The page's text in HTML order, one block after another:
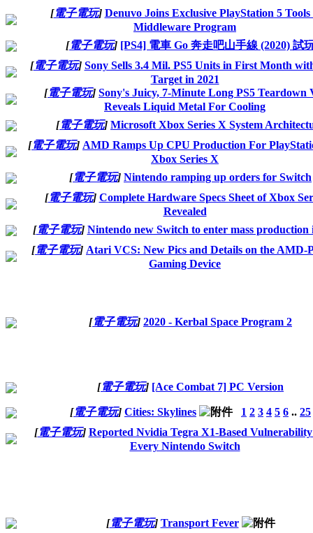
[電子電玩] Denuvo Joins Exclusive PlayStation 5 Tools
Middleware Program
[電子電玩] [PS4] 電車 Go 奔走吧山手線 (2020) 試
[電子電玩] Sony Sells 3.4 Mil. PS5 Units in First Month
Target in 2021
[電子電玩] Sony's Juicy, 7-Minute Long PS5 Teardown
Reveals Liquid Metal For Cooling
[電子電玩] Microsoft Xbox Series X System
[電子電玩] AMD Ramps Up CPU Production For
Xbox Series X
[電子電玩] Nintendo ramping up orders for Switch
[電子電玩] Complete Hardware Specs Sheet of Xbox
Revealed
[電子電玩] Nintendo new Switch to enter mass production
[電子電玩] Atari VCS: New Pics and Details on the AMD-
Gaming Device
[電子電玩] 2020 - Kerbal Space Program 2
[電子電玩] [Ace Combat 7] PC Version
[電子電玩] Cities: Skylines 1 2 3 4 5 6 .. 25
[電子電玩] Reported Nvidia Tegra X1-Based
Every Nintendo Switch
[電子電玩] Transport Fever